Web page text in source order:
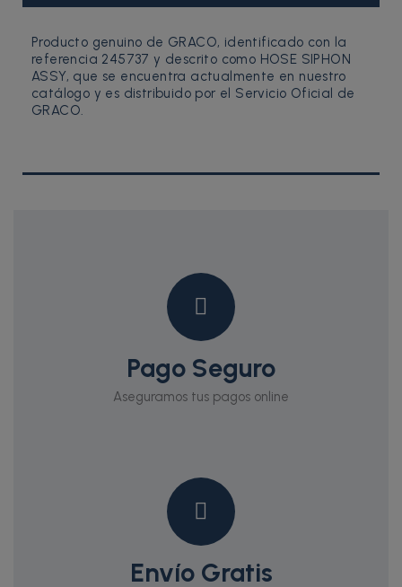
Producto genuino de GRACO, identificado con la
referencia 245737 y descrito como HOSE SIPHON
ASSY, que se encuentra actualmente en nuestro
catálogo y es distribuido por el Servicio Oficial de
GRACO.
Pago Seguro
Aseguramos tus pagos online
Envío Gratis